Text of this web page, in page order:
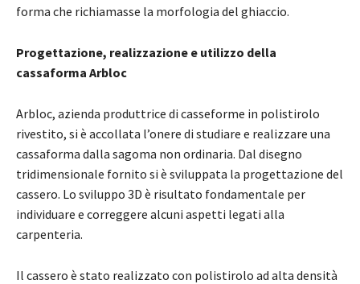
forma che richiamasse la morfologia del ghiaccio.
Progettazione, realizzazione e utilizzo della
cassaforma Arbloc
Arbloc, azienda produttrice di casseforme in polistirolo
rivestito, si è accollata l’onere di studiare e realizzare una
cassaforma dalla sagoma non ordinaria. Dal disegno
tridimensionale fornito si è sviluppata la progettazione del
cassero. Lo sviluppo 3D è risultato fondamentale per
individuare e correggere alcuni aspetti legati alla
carpenteria.
Il cassero è stato realizzato con polistirolo ad alta densità